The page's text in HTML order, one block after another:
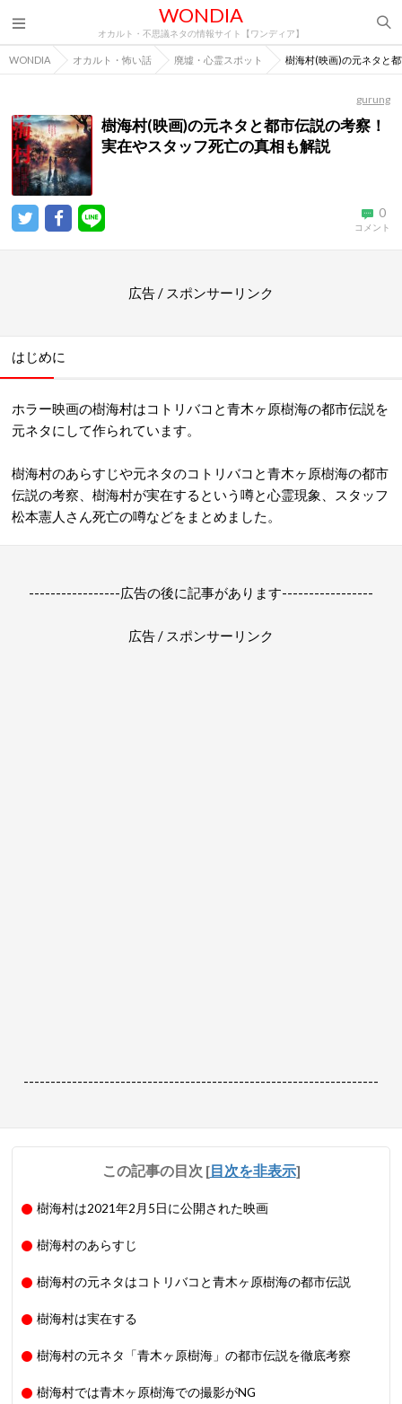
WONDIA
オカルト・不思議ネタの情報サイト【ワンディア】
WONDIA オカルト・怖い話 廃墟・心霊スポット 樹海村(映画)の元ネタと
gurung
樹海村(映画)の元ネタと都市伝説の考察！
実在やスタッフ死亡の真相も解説
0
コメント
広告 / スポンサーリンク
はじめに
ホラー映画の樹海村はコトリバコと青木ヶ原樹海の都市伝説を
元ネタにして作られています。
樹海村のあらすじや元ネタのコトリバコと青木ヶ原樹海の都市
伝説の考察、樹海村が実在するという噂と心霊現象、スタッフ
松本憲人さん死亡の噂などをまとめました。
-----------------広告の後に記事があります-----------------
広告 / スポンサーリンク
------------------------------------------------------------------
この記事の目次 [目次を非表示]
樹海村は2021年2月5日に公開された映画
樹海村のあらすじ
樹海村の元ネタはコトリバコと青木ヶ原樹海の都市伝説
樹海村は実在する
樹海村の元ネタ「青木ヶ原樹海」の都市伝説を徹底考察
樹海村では青木ヶ原樹海での撮影がNG